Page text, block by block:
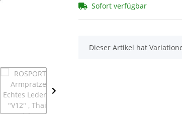
Sofort verfügbar
x
Dieser Artikel hat